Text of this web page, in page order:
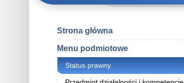
Strona główna
Menu podmiotowe
Status prawny